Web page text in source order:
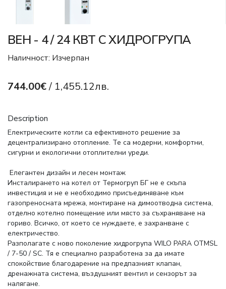
ВЕН - 4 / 24 КВТ С ХИДРОГРУПА
Наличност: Изчерпан
744.00€/ 1,455.12лв.
Description
Електрическите котли са ефективното решение за
децентрализирано отопление. Те са модерни, комфортни,
сигурни и екологични отоплителни уреди.
Елегантен дизайн и лесен монтаж
Инсталирането на котел от Термогруп БГ не е скъпа
инвестиция и не е необходимо присъединяване към
газопреносната мрежа, монтиране на димоотводна система,
отделно котелно помещение или място за съхраняване на
гориво. Всичко, от което се нуждаете, е захранване с
електричество.
Разполагате с ново поколение хидрогрупа WILO PARA OTMSL
/ 7-50 / SC. Тя е специално разработена за да имате
спокойствие благодарение на предпазният клапан,
дренажната система, въздушният вентил и сензорът за
налягане.